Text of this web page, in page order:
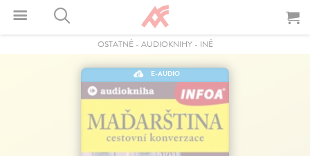
OSTATNÉ- AUDIOKNIHY- INÉ
E-AUDIO